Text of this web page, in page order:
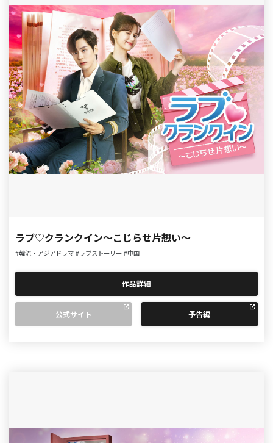
ラブ♡クランクイン～こじらせ片想い～
#韓流・アジアドラマ #ラブストーリー #中国
作品詳細
公式サイト 予告編